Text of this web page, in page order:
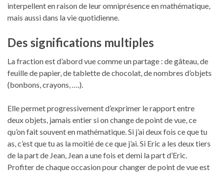
interpellent en raison de leur omniprésence en mathématique,
mais aussi dans la vie quotidienne.
Des significations multiples
La fraction est d’abord vue comme un partage : de gâteau, de
feuille de papier, de tablette de chocolat, de nombres d’objets
(bonbons, crayons, ….).
Elle permet progressivement d’exprimer le rapport entre
deux objets, jamais entier si on change de point de vue, ce
qu’on fait souvent en mathématique. Si j’ai deux fois ce que tu
as, c’est que tu as la moitié de ce que j’ai. Si Eric a les deux tiers
de la part de Jean, Jean a une fois et demi la part d’Eric.
Profiter de chaque occasion pour changer de point de vue est